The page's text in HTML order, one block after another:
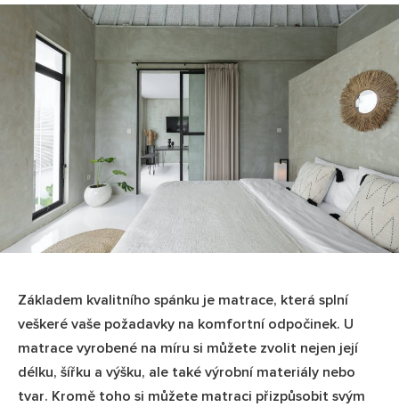
Základem kvalitního spánku je matrace, která splní
veškeré vaše požadavky na komfortní odpočinek. U
matrace vyrobené na míru si můžete zvolit nejen její
délku, šířku a výšku, ale také výrobní materiály nebo
tvar. Kromě toho si můžete matraci přizpůsobit svým